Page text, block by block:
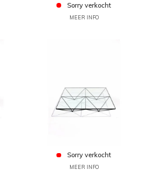
Sorry verkocht
MEER INFO
Sorry verkocht
MEER INFO